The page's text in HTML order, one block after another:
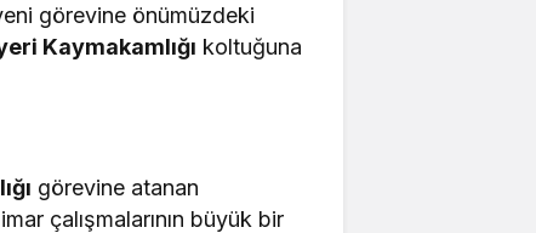
görevine önümüzdeki
Kaymakamlığı koltuğuna
görevine atanan
çalışmalarının büyük bir